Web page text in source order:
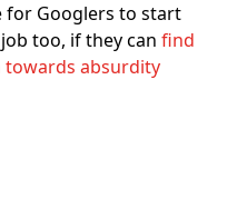
for Googlers to start
too, if they can find
absurdity